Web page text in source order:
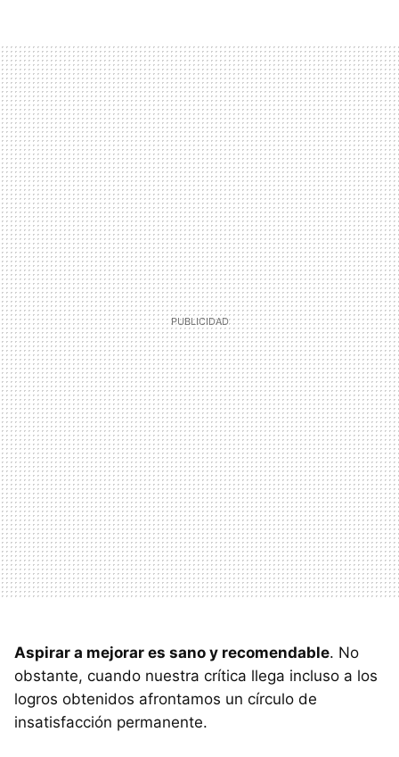
Aspirar a mejorar es sano y recomendable. No
obstante, cuando nuestra crítica llega incluso a los
logros obtenidos afrontamos un círculo de
insatisfacción permanente.